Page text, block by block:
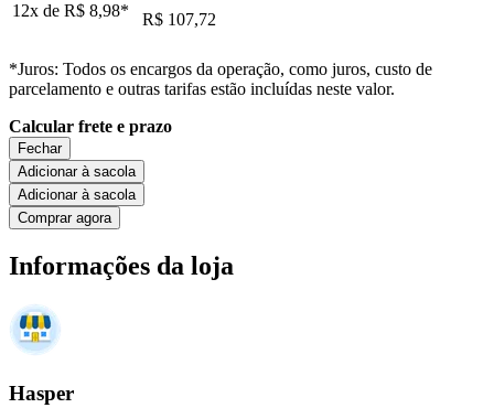
12x de R$ 8,98* R$ 107,72
*Juros: Todos os encargos da operação, como juros, custo de
parcelamento e outras tarifas estão incluídas neste valor.
Calcular frete e prazo
Fechar
Adicionar à sacola
Adicionar à sacola
Comprar agora
Informações da loja
Hasper